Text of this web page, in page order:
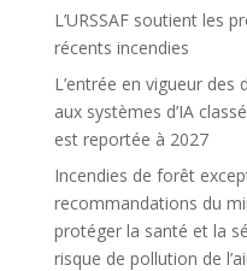
L’URSSAF soutient les
récents incendies
L’entrée en vigueur des
aux systèmes d’IA
est reportée à 2027
Incendies de forêt
recommandations du
protéger la santé et la
risque de pollution de